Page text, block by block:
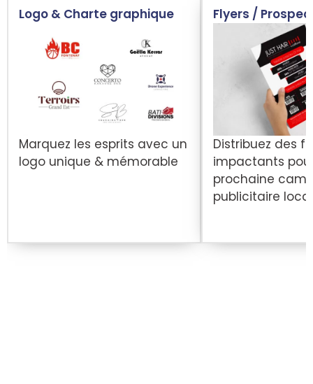
Logo & Charte graphique
Marquez les esprits avec un
logo unique & mémorable
Flyers /
Distribuez des
impactants
prochaine
publicitaire